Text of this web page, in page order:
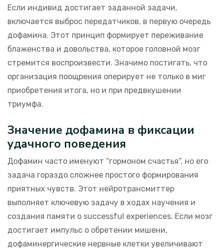
Если индивид достигает заданной задачи,
включается выброс передатчиков, в первую очередь
дофамина. Этот принцип формирует переживание
блаженства и довольства, которое головной мозг
стремится воспроизвести. Значимо постигать, что
организация поощрения оперирует не только в миг
приобретения итога, но и при предвкушении
триумфа.
Значение дофамина в фиксации
удачного поведения
Дофамин часто именуют “гормоном счастья”, но его
задача гораздо сложнее простого формирования
приятных чувств. Этот нейротрансмиттер
выполняет ключевую задачу в ходах научения и
создания памяти о successful experiences. Если мозг
достигает импульс о обретении мишени,
дофаминергические нервные клетки увеличивают